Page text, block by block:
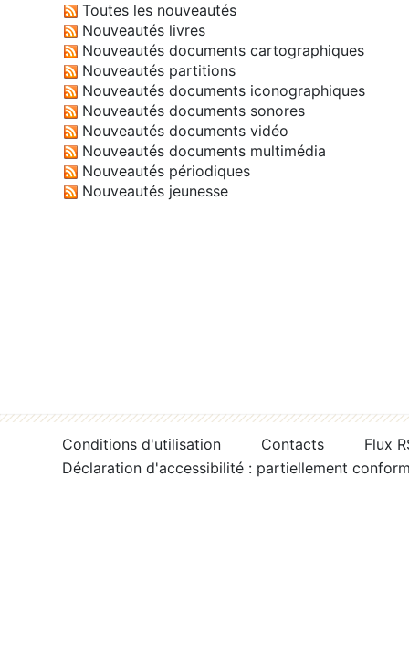
Toutes les nouveautés
Nouveautés livres
Nouveautés documents cartographiques
Nouveautés partitions
Nouveautés documents iconographiques
Nouveautés documents sonores
Nouveautés documents vidéo
Nouveautés documents multimédia
Nouveautés périodiques
Nouveautés jeunesse
Conditions d'utilisation Contacts
Flux
Déclaration d'accessibilité : partiellement